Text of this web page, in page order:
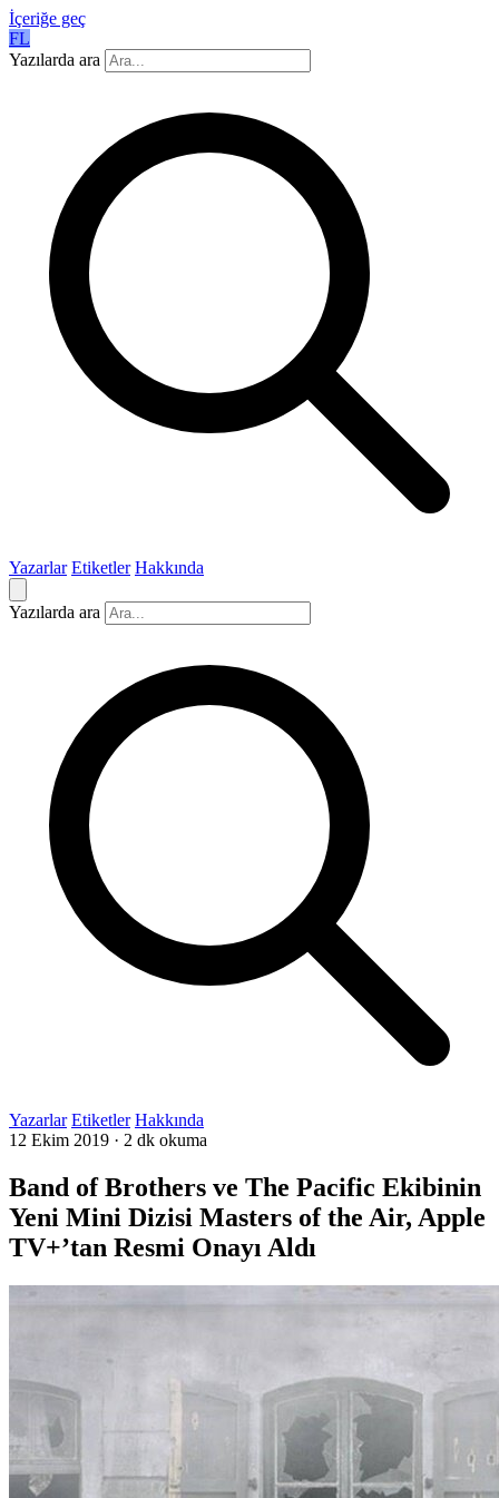
İçeriğe geç
FL
Yazılarda ara
Yazarlar Etiketler Hakkında
Yazılarda ara
Yazarlar Etiketler Hakkında
12 Ekim 2019 · 2 dk okuma
Band of Brothers ve The Pacific Ekibinin
Yeni Mini Dizisi Masters of the Air, Apple
TV+’tan Resmi Onayı Aldı